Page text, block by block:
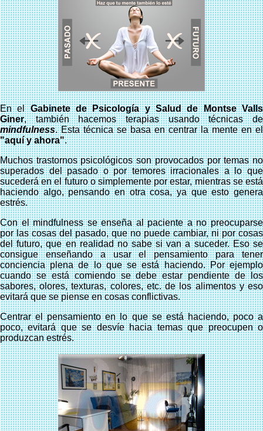
En elGabinete de Psicología y Salud de Montse Valls
Giner, también hacemos terapias usando técnicas de
mindfulness. Esta técnica se basa en centrar la mente en el
"aquí y ahora".
Muchos trastornos psicológicos son provocados por temas no
superados del pasado o por temores irracionales a lo que
sucederá en el futuro o simplemente por estar, mientras se está
haciendo algo, pensando en otra cosa, ya que esto genera
estrés.
Con el mindfulness se enseña al paciente a no preocuparse
por las cosas del pasado, que no puede cambiar, ni por cosas
del futuro, que en realidad no sabe si van a suceder. Eso se
consigue enseñando a usar el pensamiento para tener
conciencia plena de lo que se está haciendo. Por ejemplo
cuando se está comiendo se debe estar pendiente de los
sabores, olores, texturas, colores, etc. de los alimentos y eso
evitará que se piense en cosas conflictivas.
Centrar el pensamiento en lo que se está haciendo, poco a
poco, evitará que se desvíe hacia temas que preocupen o
produzcan estrés.